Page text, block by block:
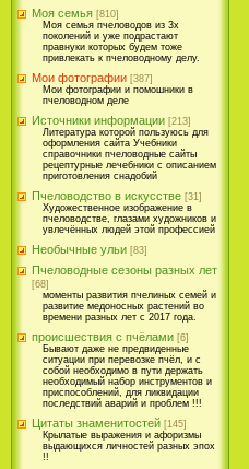
Моя семья [810]
Моя семья пчеловодов из 3х
поколений и уже подрастают
правнуки которых будем тоже
привлекать к пчеловодному делу.
Мои фотографии [387]
Мои фотографии и помошники в
пчеловодном деле
Источники информации [213]
Литература которой пользуюсь для
оформления сайта Учебники
справочники пчеловодные сайты
рецептурные лечебники с описанием
приготовления снадобий
Пчеловодство в искусстве [31]
Художественное изображение в
пчеловодстве, глазами художников и
увлечённых людей этой профессией
Необычные ульи [83]
Пчеловодные сезоны разных лет
[68]
моменты развития пчелиных семей и
развитие медоносных растений во
времени разных лет с 2017 года.
происшествия с пчёлами [6]
Бывают даже не предвиденные
ситуации при перевозке пчёл, и с
собой необходимо в пути держать
необходимый набор инструментов и
приспособлений, для ликвидации
последствий аварий и проблем !!!
Цитаты знаменитостей [145]
Крылатые выражения и афоризмы
выдающихся личностей разных эпох
!!